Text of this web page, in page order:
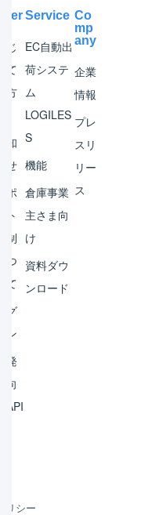
はじ
めて
の方
お知
らせ
サポ
ート
体制
につ
いて
ログ
イン
開発
者向
けAPI
Service
EC自動出
荷システ
ム
LOGILES
S
機能
倉庫事業
主さま向
け
資料ダウ
ンロード
Co
mp
any
企業
情報
プレ
スリ
リー
ス
リシー